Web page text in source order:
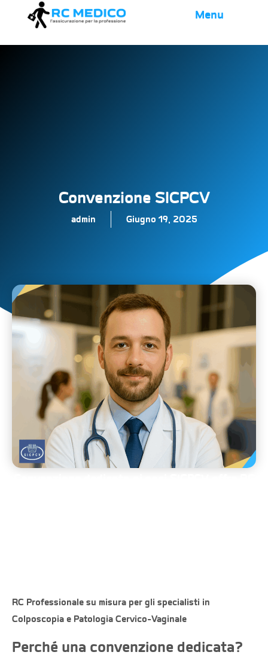
Menu
Convenzione SICPCV
admin Giugno 19, 2025
RC Professionale su misura per gli specialisti in
Colposcopia e Patologia Cervico-Vaginale
Perché una convenzione dedicata?